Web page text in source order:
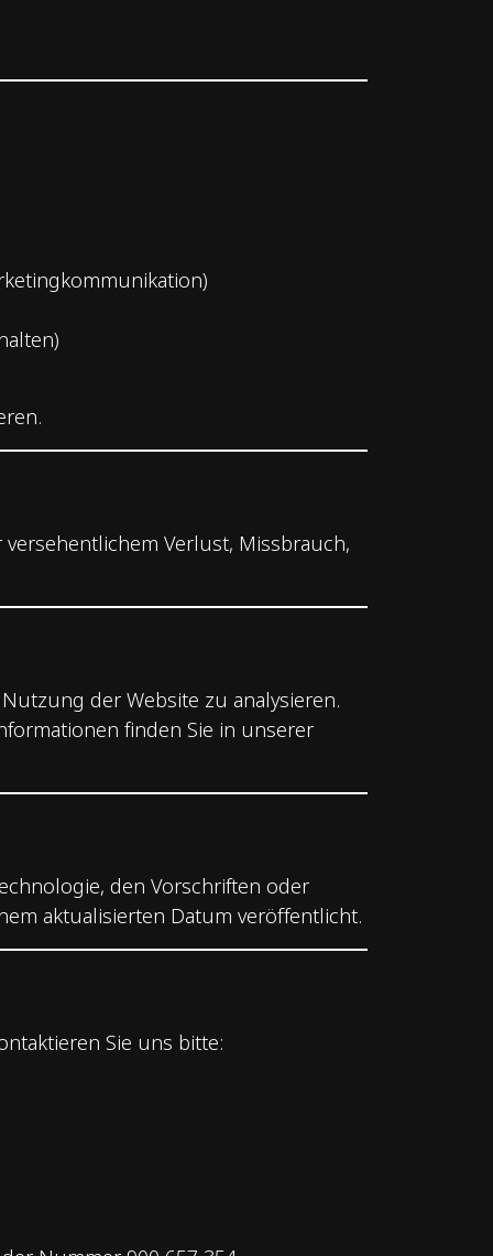
Verlust, Missbrauch,
der Website zu analysieren.
finden Sie in unserer
den Vorschriften oder
aktualisierten Datum veröffentlicht.
Sie uns bitte: